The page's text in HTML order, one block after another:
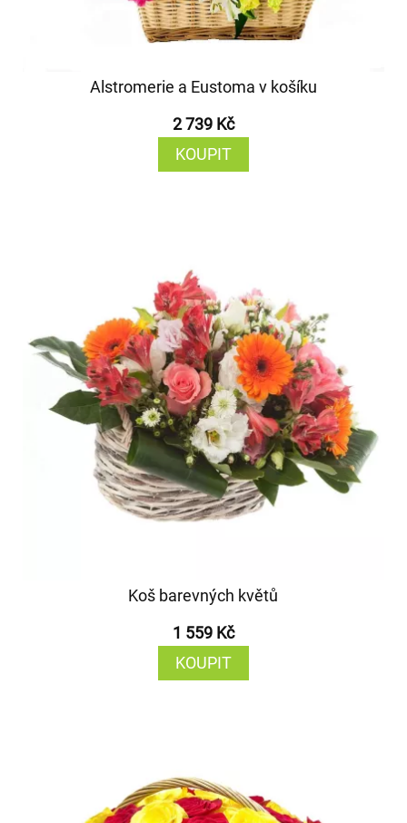
Alstromerie a Eustoma v košíku
2 739 Kč
KOUPIT
Koš barevných květů
1 559 Kč
KOUPIT